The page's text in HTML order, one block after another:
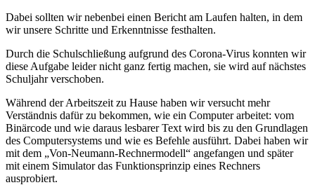
Dabei sollten wir nebenbei einen Bericht am Laufen halten, in dem
wir unsere Schritte und Erkenntnisse festhalten.
Durch die Schulschließung aufgrund des Corona-Virus konnten wir
diese Aufgabe leider nicht ganz fertig machen, sie wird auf nächstes
Schuljahr verschoben.
Während der Arbeitszeit zu Hause haben wir versucht mehr
Verständnis dafür zu bekommen, wie ein Computer arbeitet: vom
Binärcode und wie daraus lesbarer Text wird bis zu den Grundlagen
des Computersystems und wie es Befehle ausführt. Dabei haben wir
mit dem „Von-Neumann-Rechnermodell“ angefangen und später
mit einem Simulator das Funktionsprinzip eines Rechners
ausprobiert.